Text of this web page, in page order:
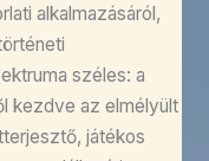
alkalmazásáról,
széles: a
kezdve az elmélyült
játékos